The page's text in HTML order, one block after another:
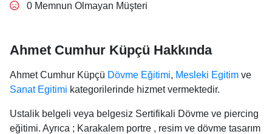
0 Memnun Olmayan Müşteri
Ahmet Cumhur Küpçü Hakkında
Ahmet Cumhur Küpçü Dövme Eğitimi, Mesleki Egitim ve
Sanat Egitimi kategorilerinde hizmet vermektedir.
Ustalik belgeli veya belgesiz Sertifikali Dövme ve piercing
eğitimi. Ayrıca ; Karakalem portre , resim ve dövme tasarım